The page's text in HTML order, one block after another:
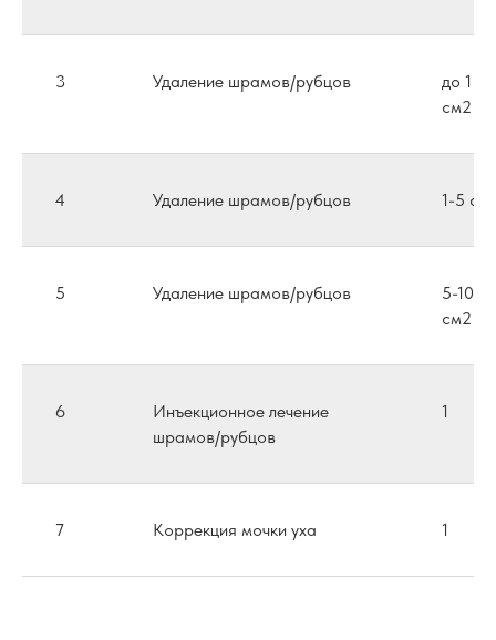
3 Удаление шрамов/рубцов
до 1
см2
4 Удаление шрамов/рубцов 1-5
5 Удаление шрамов/рубцов
5-10
см2
6
Инъекционное лечение
шрамов/рубцов
1
7 Коррекция мочки уха 1